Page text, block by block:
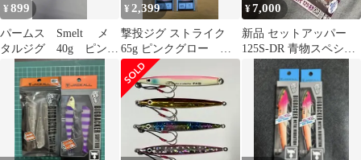
¥899
パームス Smelt メ
タルジグ 40g ピンク
グロー
¥ 2,399
撃投ジグ ストライク
65g ピンクグロー カ
ルティバ
¥7,000
新品 セットアッパー
125S-DR 青物スペシャ
ル 2023年限定